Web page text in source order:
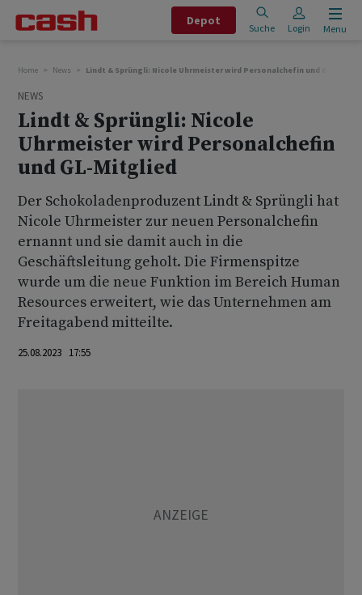
Depot
Suche Login Menu
Home News Lindt & Sprüngli: Nicole Uhrmeister wird Personalchefin und GL-
NEWS
Lindt & Sprüngli: Nicole
Uhrmeister wird Personalchefin
und GL-Mitglied
Der Schokoladenproduzent Lindt & Sprüngli hat
Nicole Uhrmeister zur neuen Personalchefin
ernannt und sie damit auch in die
Geschäftsleitung geholt. Die Firmenspitze
wurde um die neue Funktion im Bereich Human
Resources erweitert, wie das Unternehmen am
Freitagabend mitteilte.
25.08.2023 17:55